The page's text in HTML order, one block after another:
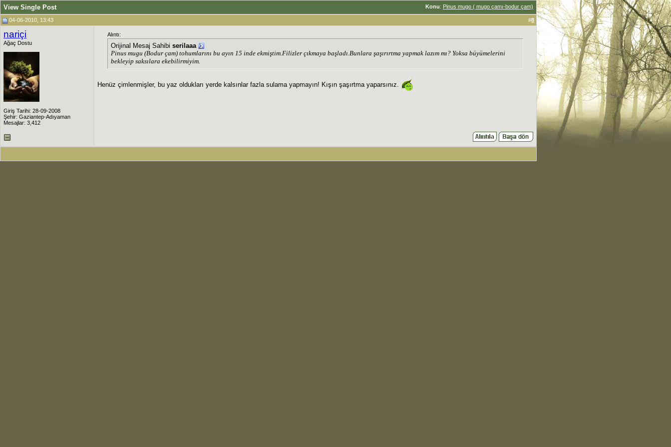
Konu: Pinus mugo ( mugo çamı-bodur çam)
View Single Post
04-06-2010, 13:43 #8
nariçi
Ağaç Dostu
Giriş Tarihi: 28-09-2008
Şehir: Gaziantep-Adıyaman
Mesajlar: 3,412
Alıntı:
Orijinal Mesaj Sahibiserilaaa
Pinus mugu (Bodur çam) tohumlarını bu ayın 15 inde ekmiştim.Filizler çıkmaya başladı.Bunlara şaşırırtma yapmak lazım mı? Yoksa büyümelerini
bekleyip saksılara ekebilirmiyim.
Henüz çimlenmişler, bu yaz oldukları yerde kalsınlar fazla sulama yapmayın! Kışın şaşırtma yaparsınız.